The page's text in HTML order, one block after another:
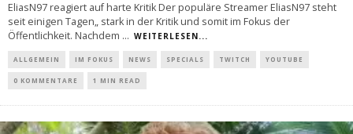
EliasN97 reagiert auf harte Kritik Der populäre Streamer EliasN97 steht
seit einigen Tagen„ stark in der Kritik und somit im Fokus der
Öffentlichkeit. Nachdem ... WEITERLESEN...
ALLGEMEIN IM FOKUS NEWS SPECIALS TWITCH YOUTUBE
0 KOMMENTARE 1 MIN READ